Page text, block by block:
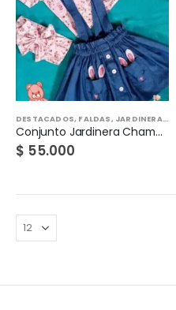
DESTACADOS, FALDAS, JARDINERAS ,
Conjunto Jardinera Chambray
$ 55.000